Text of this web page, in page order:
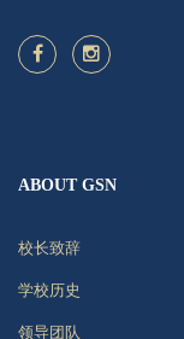
ABOUT GSN
校长致辞
学校历史
领导团队